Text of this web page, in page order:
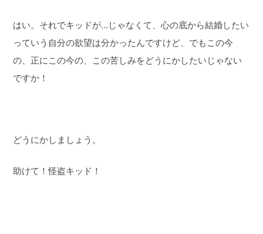
はい。それでキッドが…じゃなくて、心の底から結婚したい
っていう自分の欲望は分かったんですけど、でもこの今
の、正にこの今の、この苦しみをどうにかしたいじゃない
ですか！
どうにかしましょう。
助けて！怪盗キッド！